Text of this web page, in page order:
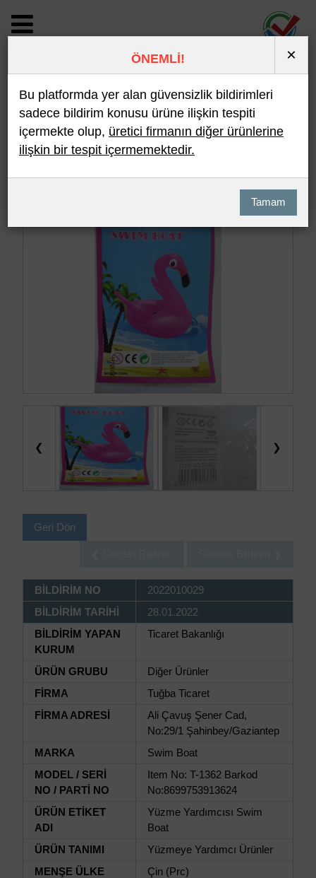
BİLDİRİM DETAYI
Son 10 Bildirim En Çok İncelenen
❮ ❯
Geri Dön
BİLDİRİM NO
2022010029
BİLDİRİM TARİHİ
28.01.2022
BİLDİRİM YAPAN
KURUM
Ticaret Bakanlığı
ÜRÜN GRUBU
Diğer Ürünler
FİRMA
Tuğba Ticaret
FİRMA ADRESİ
Ali Çavuş Şener Cad,
No:29/1 Şahinbey/Gaziantep
MARKA
Swim Boat
MODEL / SERİ
NO / PARTİ NO
Item No: T-1362 Barkod
No:8699753913624
ÜRÜN ETİKET
ADI
Yüzme Yardımcısı Swim
Boat
ÜRÜN TANIMI
Yüzmeye Yardımcı Ürünler
MENŞE ÜLKE
Çin (Prc)
ÖNEMLİ! ×
Bu platformda yer alan güvensizlik bildirimleri
sadece bildirim konusu ürüne ilişkin tespiti
içermekte olup, üretici firmanın diğer ürünlerine
ilişkin bir tespit içermemektedir.
Tamam